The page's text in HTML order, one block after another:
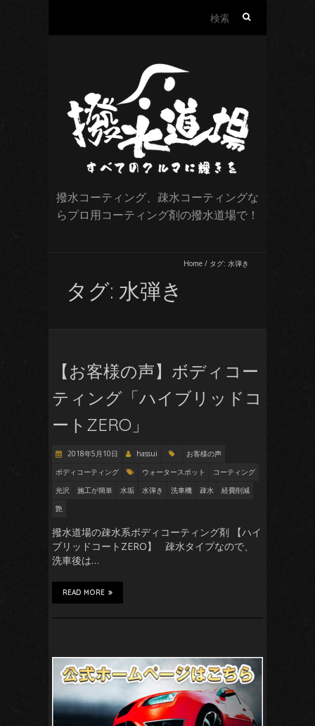
撥水コーティング、疎水コーティングな
らプロ用コーティング剤の撥水道場で！
Home / タグ: 水弾き
タグ: 水弾き
【お客様の声】ボディコー
ティング「ハイブリッドコ
ートZERO」
2018年5月10日 hassui
お客様の声
ボディコーティング
ウォータースポット
コーティング
光沢
施工が簡単 水垢 水弾き 洗車機 疎水
経費削減
艶
撥水道場の疎水系ボディコーティング剤 【ハイ
ブリッドコートZERO】 疎水タイプなので、
洗車後は…
READ MORE